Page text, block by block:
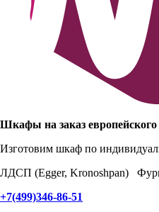
Шкафы на заказ европейского
Изготовим шкаф по
ЛДСП (Egger, Kronoshpan)
+7(499)346-86-51